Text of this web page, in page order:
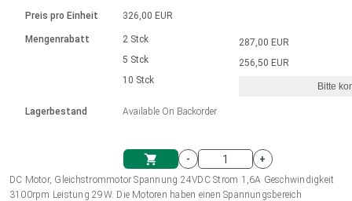
Einheitssystem
Einkaufswagen
Hubmagnete
230 - 50 Hz | 110 - 60 Hz
Drehzahlregelung für die AIS-Serie
Bürstenlose Gleichstrommotoren
mit Planetengetriebe und internem
Ø 28-42| 1-1400 rpm | <= 290Ncm
Bürstenlose DC Motor Controller
Gleichstrommotoren mit
Schneckengetriebe und Bürsten
Ø43-124mm | 31-425rpm | ≤ 41Nm
Treiber für Gleichstrommotoren mit
Synchron-Asynchron | für 1-4 Elektrozylinder
Synchron-Asynchron | für 1-4 Elektrozylinder
Français (EUR)
Polski (EUR)
Preis pro Einheit
Mengenrabatt
Lagerbestand
326,00 EUR
2 Stck
5 Stck
10 Stck
Available On Backorder
287,00 EUR
256,50 EUR
Bitte
-
+
DC Motor, Gleichstrommotor Spannung 24VDC Strom 1,6A Geschwindigkeit
3100rpm Leistung 29W. Die Motoren haben einen Spannungsbereich